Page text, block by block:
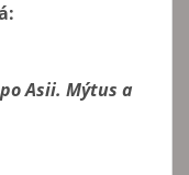
Asii. Mýtus a